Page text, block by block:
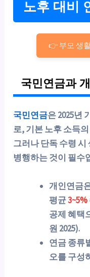
노후 대비
👉 부모 생
국민연금과
국민연금은 2025년
로, 기본 노후 소득
그러나 단독 수령
병행하는 것이 필수
개인연금
평균3~5%
공제 혜택
원 2025).
연금 종류
오를 구성